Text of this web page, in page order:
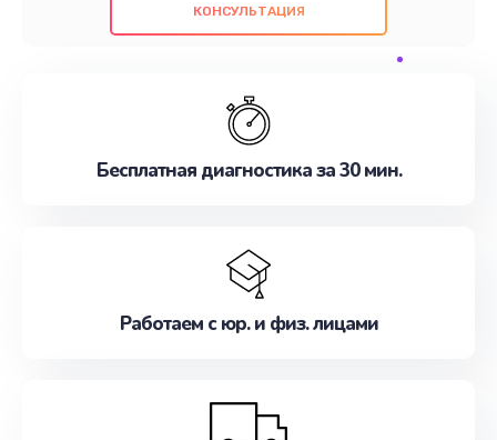
проведенных работ. Наша цель - предоставить
наилучшим образом. Не медлите записаться на
КОНСУЛЬТАЦИЯ
Бесплатная диагностика за 30 мин.
Работаем с юр. и физ. лицами